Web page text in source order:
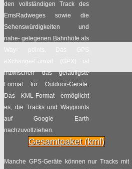
22.02
Radwandern im
hessischen Lahntal
vonRadpilot | Views91
18.02
2017
Politisches Hick-Hack
um den RS1 in Essen
vonRadpilot
12.02
vonRadpilot | Views
den vollständigen Track des
EmsRadweges sowie die
Sehenswürdigkeiten und
nahe- gelegenen Bahnhöfe als
Way- points. Das GPS
eXchange-Format (GPX) ist
inzwischen das geläufigste
Format für Outdoor-Geräte.
Das KML-Format ermöglicht
es, die Tracks und Waypoints
auf Google Earth
nachzuvollziehen.
Gesamtpaket (kml)
Manche GPS-Geräte können nur Tracks mit